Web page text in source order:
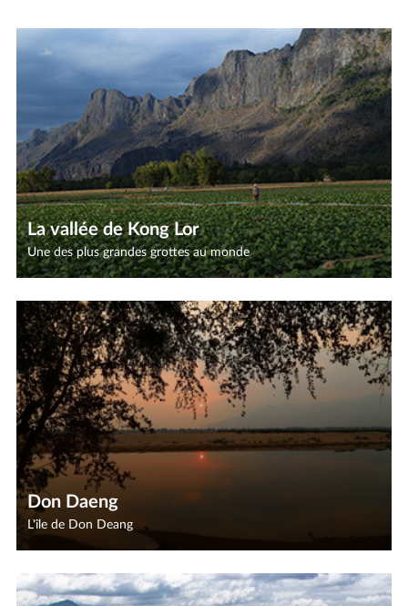
La vallée de Kong Lor
Une des plus grandes grottes au monde
Don Daeng
L'île de Don Deang